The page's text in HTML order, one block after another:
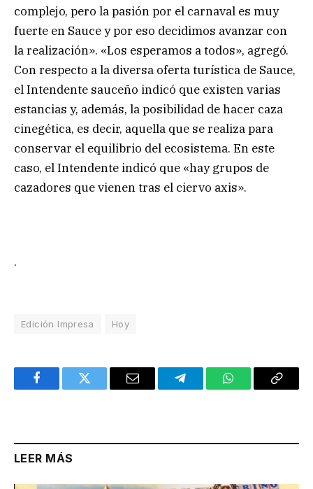
complejo, pero la pasión por el carnaval es muy
fuerte en Sauce y por eso decidimos avanzar con
la realización». «Los esperamos a todos», agregó.
Con respecto a la diversa oferta turística de Sauce,
el Intendente sauceño indicó que existen varias
estancias y, además, la posibilidad de hacer caza
cinegética, es decir, aquella que se realiza para
conservar el equilibrio del ecosistema. En este
caso, el Intendente indicó que «hay grupos de
cazadores que vienen tras el ciervo axis».
.
Edición Impresa Hoy
FacebookTwitter Email TelegramWhatsAppCopy
LEER MÁS